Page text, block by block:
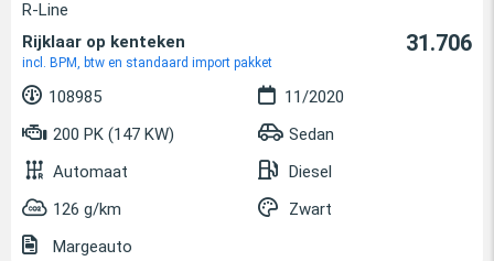
R-Line
Rijklaar op kenteken
incl. BPM, btw en standaard import pakket
31.706
108985
11/2020
200 PK (147 KW)
Sedan
Automaat
Diesel
126 g/km
Zwart
Margeauto